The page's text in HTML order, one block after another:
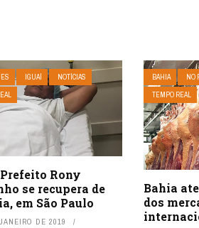
IGUAÍ
NOTÍCIAS
Rony
se recupera de
em São Paulo
DE 2019
BAHIA
NO
TEMPO REAL
Bahia
dos